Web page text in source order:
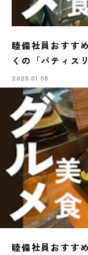
睦備社員おすす
くの「パティス
2025.01.08
睦備社員おすす